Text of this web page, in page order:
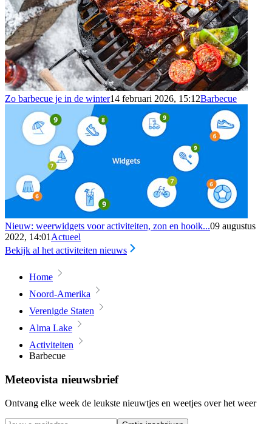
Zo barbecue je in de winter14 februari 2026, 15:12Barbecue
Nieuw: weerwidgets voor activiteiten, zon en hooik...09 augustus
2022, 14:01Actueel
Bekijk al het activiteiten nieuws
Home
Noord-Amerika
Verenigde Staten
Alma Lake
Activiteiten
Barbecue
Meteovista nieuwsbrief
Ontvang elke week de leukste nieuwtjes en weetjes over het weer